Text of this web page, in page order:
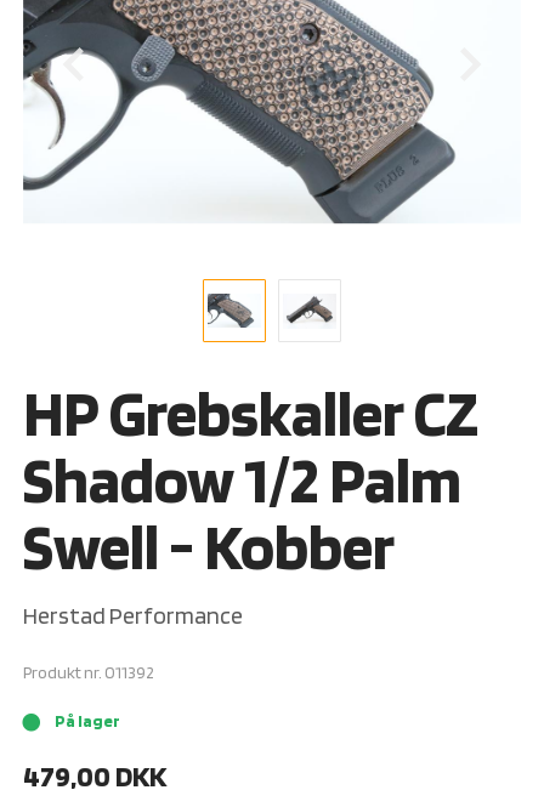
HP Grebskaller CZ
Shadow 1/2 Palm
Swell - Kobber
Herstad Performance
Produkt nr. 011392
brightness_1 På lager
479,00 DKK